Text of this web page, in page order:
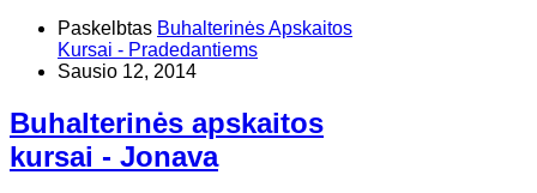
Paskelbtas Buhalterinės Apskaitos
Kursai - Pradedantiems
Sausio 12, 2014
Buhalterinės apskaitos
kursai - Jonava